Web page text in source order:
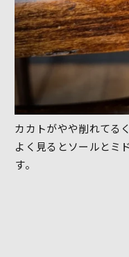
カカトがやや削れてる
よく見るとソールとミ
す。